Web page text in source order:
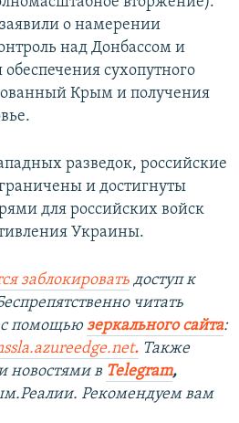
о намерении
над Донбассом и
сухопутного
Крым и получения
разведок, российские
и достигнуты
для российских войск
Украины.
заблокировать доступ к
читать
помощью зеркального сайта:
. Также
новостями в Telegram,
Рекомендуем вам